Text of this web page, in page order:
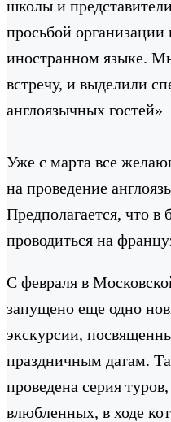
школы и
просьбой организации
иностранном языке.
встречу, и выделили
англоязычных гостей»
Уже с марта все
на проведение
Предполагается, что в
проводиться на
С февраля в
запущено еще одно
экскурсии,
праздничным датам.
проведена серия
влюбленных, в ходе